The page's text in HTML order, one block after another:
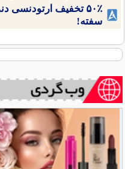
۵۰٪ تخفیف ارتودنسی
سفته!